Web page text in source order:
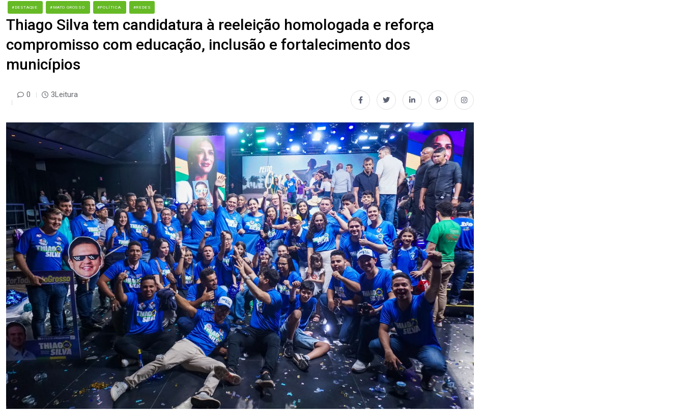
#DESTAQUE #MATO GROSSO #POLÍTICA #REDES
Thiago Silva tem candidatura à reeleição homologada e reforça
compromisso com educação, inclusão e fortalecimento dos
municípios
0 3Leitura